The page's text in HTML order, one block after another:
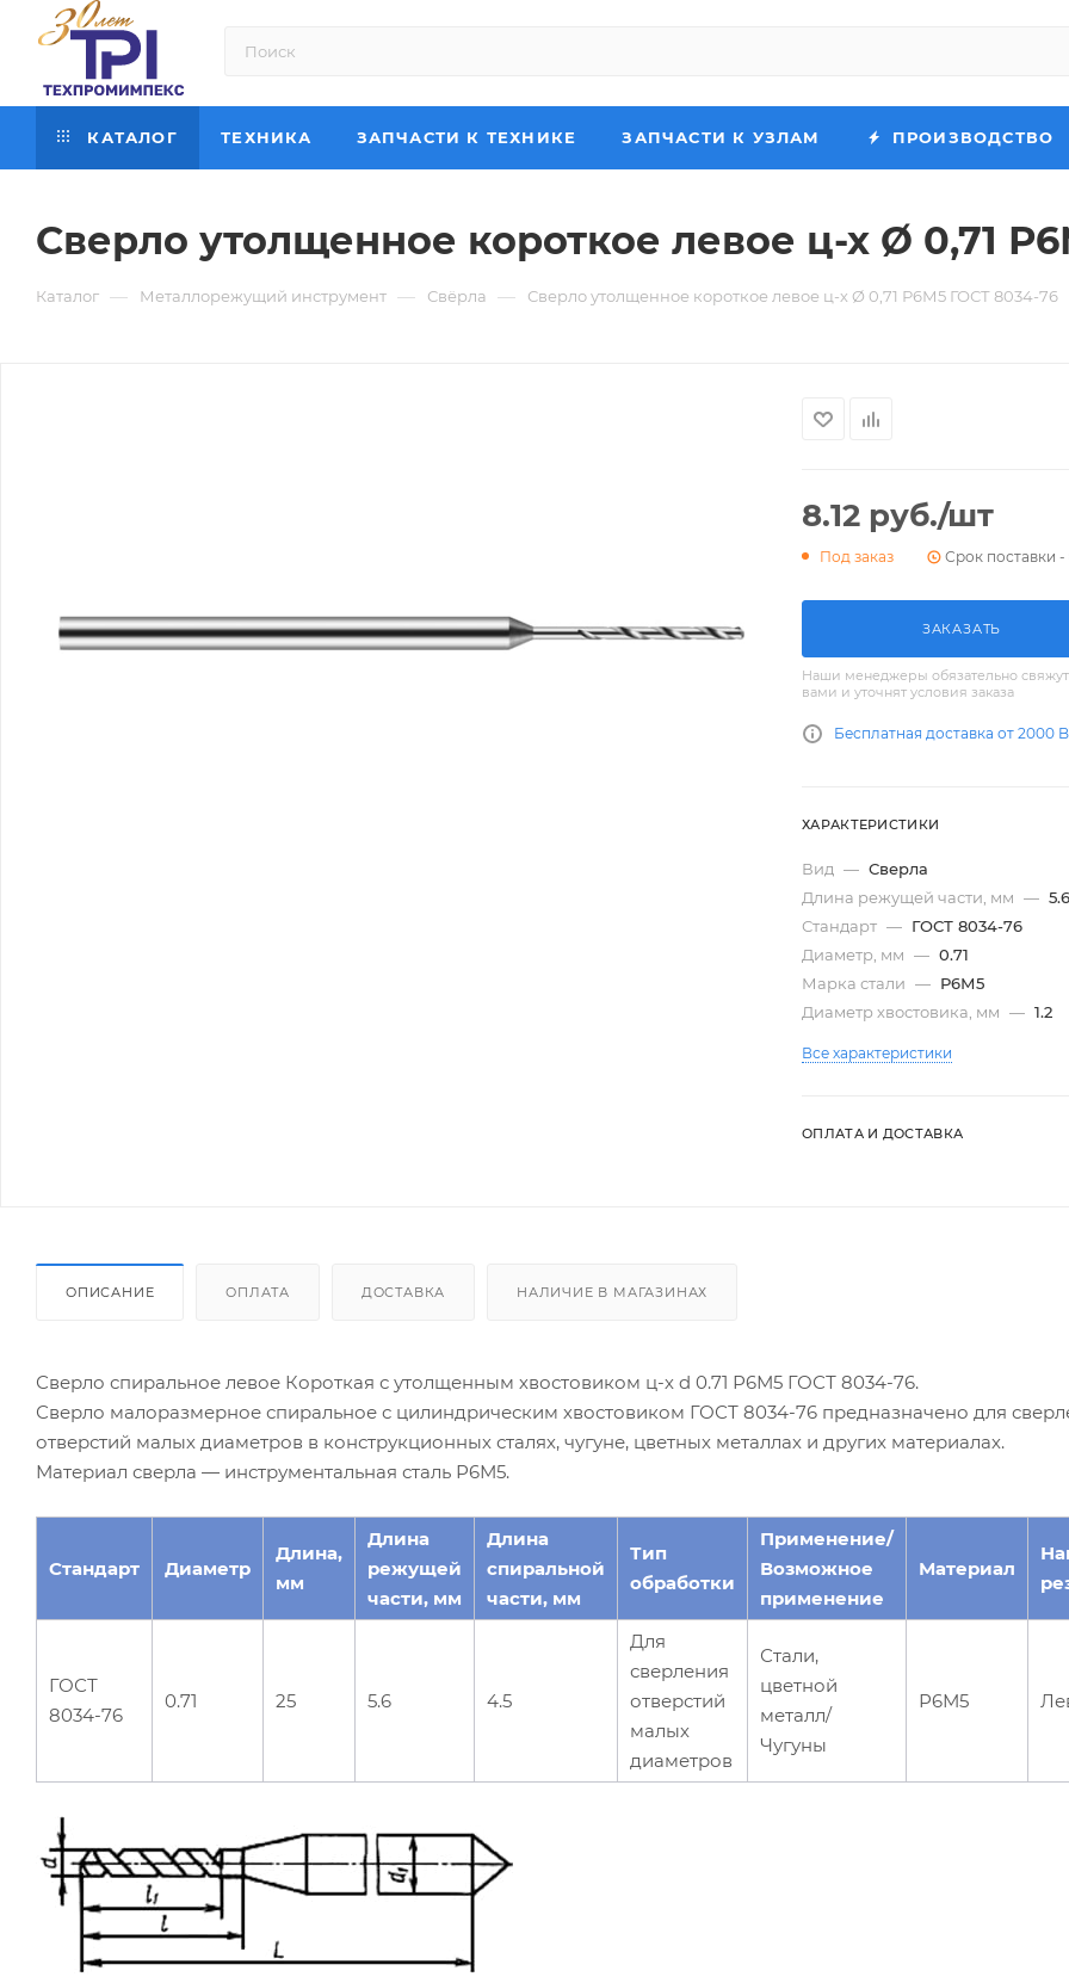
КАТАЛОГ ТЕХНИКА ЗАПЧАСТИ К ТЕХНИКЕ ЗАПЧАСТИ К УЗЛАМ ПРОИЗВОДСТВО
Сверло утолщенное короткое левое ц-х Ø 0,71
Каталог — Металлорежущий инструмент — Свёрла — Сверло утолщенное короткое левое ц-х Ø 0,71 Р6М5 ГОСТ 8034-76
8.12 руб./шт
Под заказ Срок поставки -
ЗАКАЗАТЬ
Наши менеджеры обязательно
вами и уточнят условия заказа
Бесплатная доставка от 2000
ХАРАКТЕРИСТИКИ
Вид — Сверла
Длина режущей части, мм — 5.6
Стандарт — ГОСТ 8034-76
Диаметр, мм — 0.71
Марка стали — Р6М5
Диаметр хвостовика, мм — 1.2
Все характеристики
ОПЛАТА И ДОСТАВКА
ОПИСАНИЕ ОПЛАТА ДОСТАВКА НАЛИЧИЕ В МАГАЗИНАХ
Сверло спиральное левое Короткая с утолщенным хвостовиком ц-х d 0.71 Р6М5 ГОСТ 8034-76.
Сверло малоразмерное спиральное с цилиндрическим хвостовиком ГОСТ 8034-76 предназначено для
отверстий малых диаметров в конструкционных сталях, чугуне, цветных металлах и других материалах.
Материал сверла — инструментальная сталь Р6М5.
Стандарт Диаметр
Длина,
мм
Длина
режущей
части, мм
Длина
спиральной
части, мм
Тип
обработки
Применение/
Возможное
применение
Материал
ГОСТ
8034-76
0.71 25 5.6 4.5
Для
сверления
отверстий
малых
диаметров
Стали,
цветной
металл/
Чугуны
Р6М5